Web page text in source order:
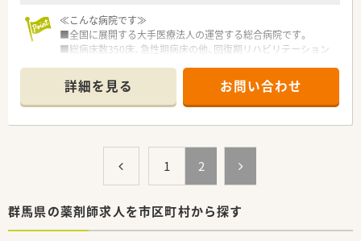
≪こんな病院です≫
■全国に展開する大手医療法人の運営する総合病院です。
■総病床数350床、急性期病床の他、回復期リハビリテーション
■内科系、外科系バランスよく約20の診療科を標榜し、地域の幅
広いニーズに応えています。
■大手医療法人ならではの院内外の研修制度があり、きめ細かい
教育体制が整っています。
≪業務内容≫
■中央業務(内服調剤・注射調剤)
■服薬指導
詳細を見る お問い合わせ
1 2
群馬県の薬剤師求人を市区町村から探す